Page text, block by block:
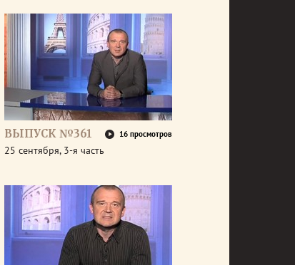
ВЫПУСК №361 16 просмотров
25 сентября, 3-я часть